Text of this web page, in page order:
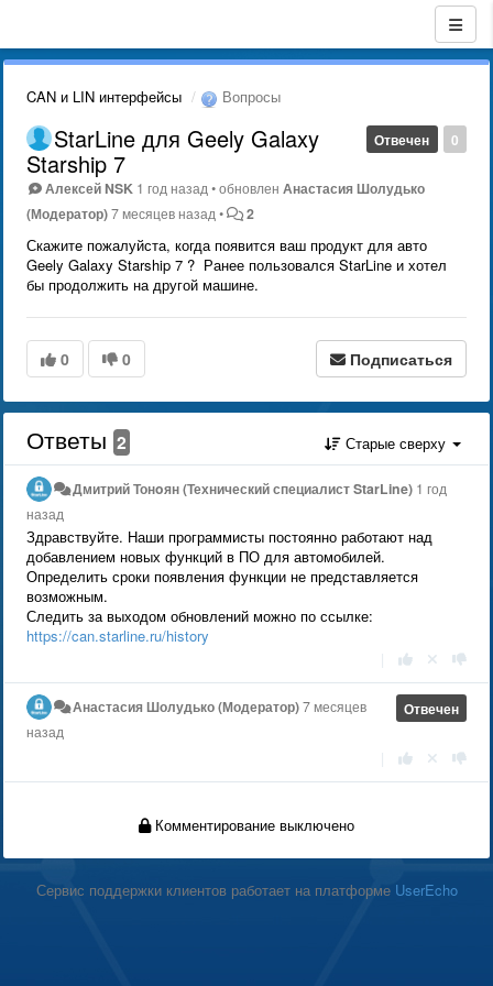
CAN и LIN интерфейсы Вопросы
0
Отвечен
StarLine для Geely Galaxy
Starship 7
Алексей NSK 1 год назад •обновленАнастасия Шолудько
(Модератор)7 месяцев назад • 2
Скажите пожалуйста, когда появится ваш продукт для авто
Geely Galaxy Starship 7 ? Ранее пользовался StarLine и хотел
бы продолжить на другой машине.
0 0 Подписаться
Ответы 2 Старые сверху
Дмитрий Тонoян (Технический специалист StarLine) 1 год
назад
Здравствуйте. Наши программисты постоянно работают над
добавлением новых функций в ПО для автомобилей.
Определить сроки появления функции не представляется
возможным.
Следить за выходом обновлений можно по ссылке:
https://can.starline.ru/history
Отвечен
Анастасия Шолудько (Модератор)7 месяцев
назад
Комментирование выключено
Сервис поддержки клиентов работает на платформе UserEcho